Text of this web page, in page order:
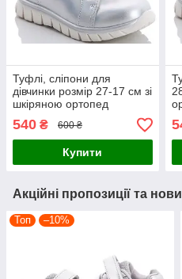
Туфлі, сліпони для
дівчинки розмір 27-17 см зі
шкіряною ортопед
устілкою
540 ₴ 600 ₴
Купити
Акційні пропозиції та
Топ –10%